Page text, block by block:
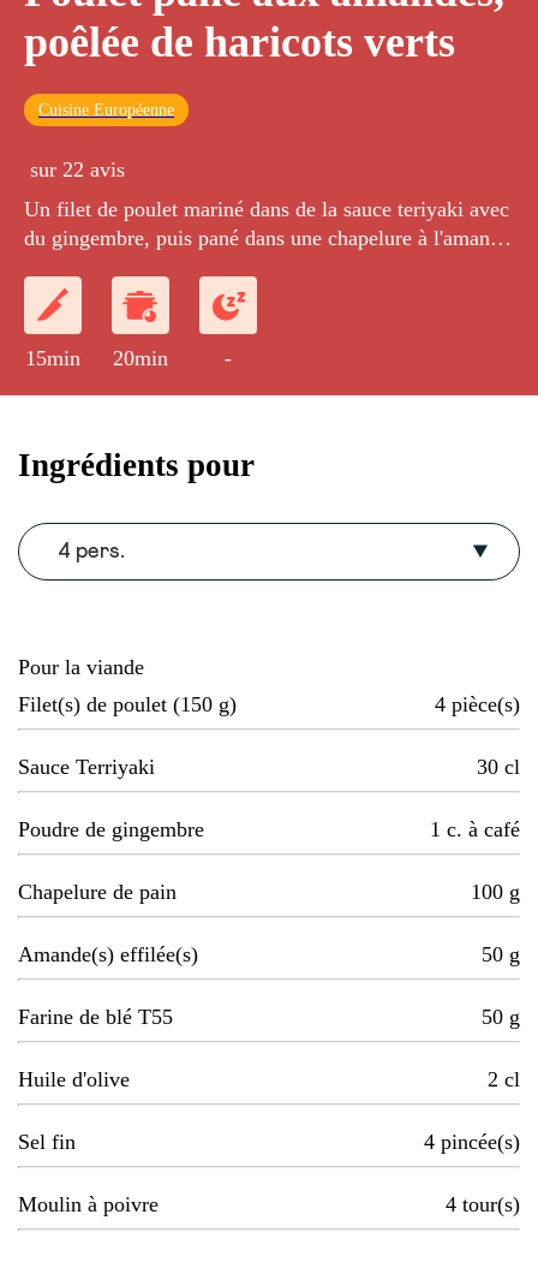
poêlée de haricots verts
Cuisine Européenne
sur 22 avis
Un filet de poulet mariné dans de la sauce teriyaki avec
du gingembre, puis pané dans une chapelure à l'amande
15min 20min -
Ingrédients pour
4 pers.
Pour la viande
Filet(s) de poulet (150 g)
4 pièce(s)
Sauce Terriyaki 30 cl
Poudre de gingembre 1 c. à café
Chapelure de pain 100 g
Amande(s) effilée(s) 50 g
Farine de blé T55 50 g
Huile d'olive 2 cl
Sel fin 4 pincée(s)
Moulin à poivre 4 tour(s)